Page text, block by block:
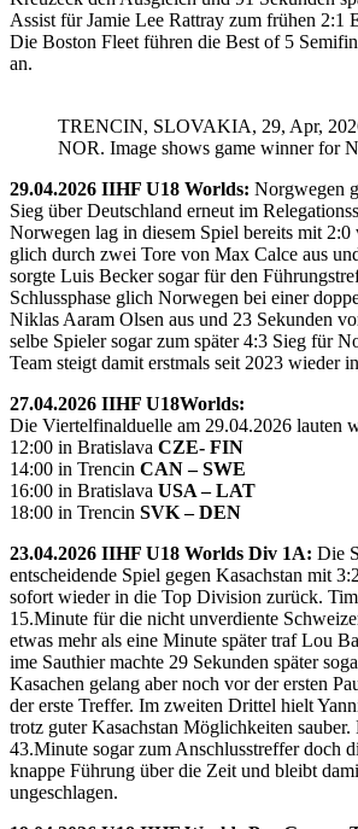
Assist für Jamie Lee Rattray zum frühen 2:1
Die Boston Fleet führen die Best of 5
an.
TRENCIN, SLOVAKIA, 29, Apr,
NOR. Image shows game winner for
29.04.2026 IIHF U18 Worlds: Norgwegen
Sieg über Deutschland erneut im
Norwegen lag in diesem Spiel bereits mit
glich durch zwei Tore von Max Calce aus
sorgte Luis Becker sogar für den
Schlussphase glich Norwegen bei einer
Niklas Aaram Olsen aus und 23 Sekunden
selbe Spieler sogar zum später 4:3 Sieg für
Team steigt damit erstmals seit 2023 wieder
27.04.2026 IIHF U18Worlds:
Die Viertelfinalduelle am 29.04.2026 lauten
12:00 in Bratislava CZE- FIN
14:00 in Trencin CAN – SWE
16:00 in Bratislava USA – LAT
18:00 in Trencin SVK – DEN
23.04.2026 IIHF U18 Worlds Div 1A: Die
entscheidende Spiel gegen Kasachstan mit
sofort wieder in die Top Division zurück.
15.Minute für die nicht unverdiente
etwas mehr als eine Minute später traf Lou
ime Sauthier machte 29 Sekunden später
Kasachen gelang aber noch vor der ersten
der erste Treffer. Im zweiten Drittel hielt
trotz guter Kasachstan Möglichkeiten sauber.
43.Minute sogar zum Anschlusstreffer doch
knappe Führung über die Zeit und bleibt
ungeschlagen.